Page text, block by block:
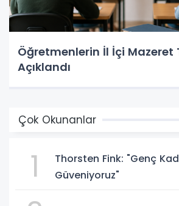
Öğretmenlerin İl İçi Mazeret
Açıklandı
Çok Okunanlar
1
Thorsten Fink: "Genç
Güveniyoruz"